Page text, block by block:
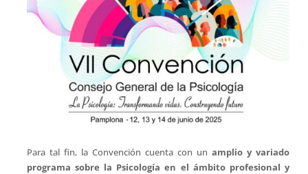
Para tal fin, la Convención cuenta con unamplio y variado
programa sobre la Psicología en el ámbito profesional y